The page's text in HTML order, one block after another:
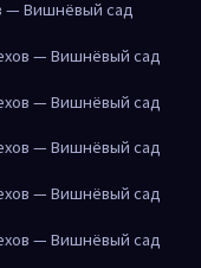
— Вишнёвый сад
— Вишнёвый сад
— Вишнёвый сад
— Вишнёвый сад
— Вишнёвый сад
— Вишнёвый сад